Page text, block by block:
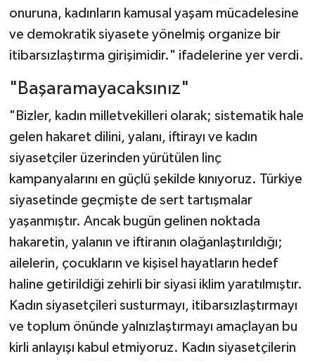
onuruna, kadınların kamusal yaşam mücadelesine
ve demokratik siyasete yönelmiş organize bir
itibarsızlaştırma girişimidir." ifadelerine yer verdi.
"Başaramayacaksınız"
"Bizler, kadın milletvekilleri olarak; sistematik hale
gelen hakaret dilini, yalanı, iftirayı ve kadın
siyasetçiler üzerinden yürütülen linç
kampanyalarını en güçlü şekilde kınıyoruz. Türkiye
siyasetinde geçmişte de sert tartışmalar
yaşanmıştır. Ancak bugün gelinen noktada
hakaretin, yalanın ve iftiranın olağanlaştırıldığı;
ailelerin, çocukların ve kişisel hayatların hedef
haline getirildiği zehirli bir siyasi iklim yaratılmıştır.
Kadın siyasetçileri susturmayı, itibarsızlaştırmayı
ve toplum önünde yalnızlaştırmayı amaçlayan bu
kirli anlayışı kabul etmiyoruz. Kadın siyasetçilerin